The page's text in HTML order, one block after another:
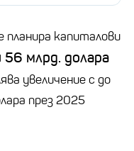
планира капиталови
млрд. долара
увеличение с до
през 2025